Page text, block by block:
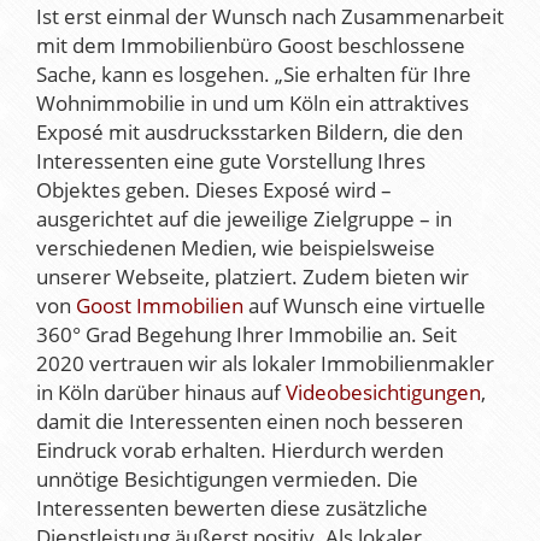
Ist erst einmal der Wunsch nach Zusammenarbeit
mit dem Immobilienbüro Goost beschlossene
Sache, kann es losgehen. „Sie erhalten für Ihre
Wohnimmobilie in und um Köln ein attraktives
Exposé mit ausdrucksstarken Bildern, die den
Interessenten eine gute Vorstellung Ihres
Objektes geben. Dieses Exposé wird –
ausgerichtet auf die jeweilige Zielgruppe – in
verschiedenen Medien, wie beispielsweise
unserer Webseite, platziert. Zudem bieten wir
von Goost Immobilien auf Wunsch eine virtuelle
360° Grad Begehung Ihrer Immobilie an. Seit
2020 vertrauen wir als lokaler Immobilienmakler
in Köln darüber hinaus aufVideobesichtigungen,
damit die Interessenten einen noch besseren
Eindruck vorab erhalten. Hierdurch werden
unnötige Besichtigungen vermieden. Die
Interessenten bewerten diese zusätzliche